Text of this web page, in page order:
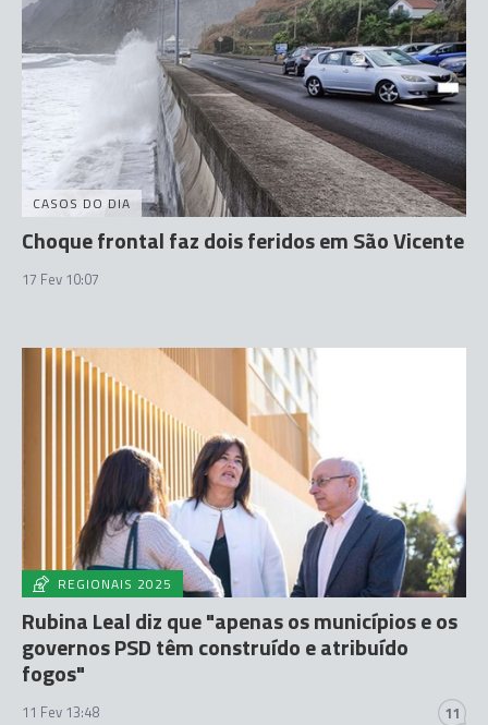
CASOS DO DIA
Choque frontal faz dois feridos em São Vicente
17 Fev 10:07
REGIONAIS 2025
Rubina Leal diz que "apenas os municípios e os
governos PSD têm construído e atribuído
fogos"
11 Fev 13:48 11